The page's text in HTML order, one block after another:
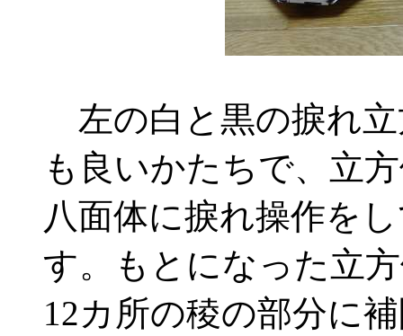
左の白と黒の捩れ
も良いかたちで、立
八面体に捩れ操作を
す。もとになった立
12カ所の稜の部分に